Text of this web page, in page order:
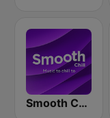
Smooth Chill